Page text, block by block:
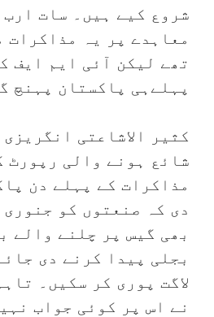
شروع کیے ہیں۔ سات
معاہدے پر یہ مذاکرات
تھے لیکن آئی ایم ایف
پہلےہی پاکستان پہنچ
کثیر الاشاعتی
شائع ہونے والی رپورٹ
مذاکرات کے پہلے دن
بھی گیس پر چلنے والے
بجلی پیدا کرنے دی
لاگت پوری کر سکیں۔
نے اس پر کوئی جواب